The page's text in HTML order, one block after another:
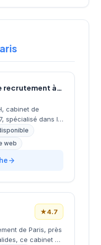
ETHIS RH — Cabinet de recrutement à Paris
cabinet de
spécialisé dans le
le
le
au 16 rue de
de Paris,
web
★4.7
de Paris, près
ce cabinet de